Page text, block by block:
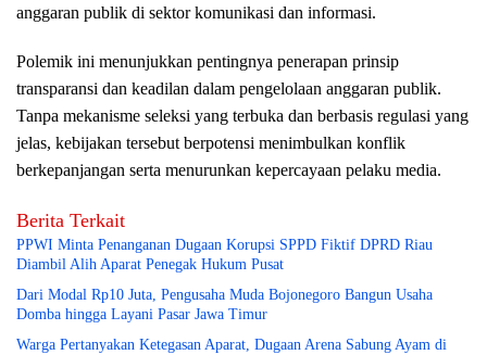
anggaran publik di sektor komunikasi dan informasi.
Polemik ini menunjukkan pentingnya penerapan prinsip
transparansi dan keadilan dalam pengelolaan anggaran publik.
Tanpa mekanisme seleksi yang terbuka dan berbasis regulasi yang
jelas, kebijakan tersebut berpotensi menimbulkan konflik
berkepanjangan serta menurunkan kepercayaan pelaku media.
Berita Terkait
PPWI Minta Penanganan Dugaan Korupsi SPPD Fiktif DPRD Riau
Diambil Alih Aparat Penegak Hukum Pusat
Dari Modal Rp10 Juta, Pengusaha Muda Bojonegoro Bangun Usaha
Domba hingga Layani Pasar Jawa Timur
Warga Pertanyakan Ketegasan Aparat, Dugaan Arena Sabung Ayam di